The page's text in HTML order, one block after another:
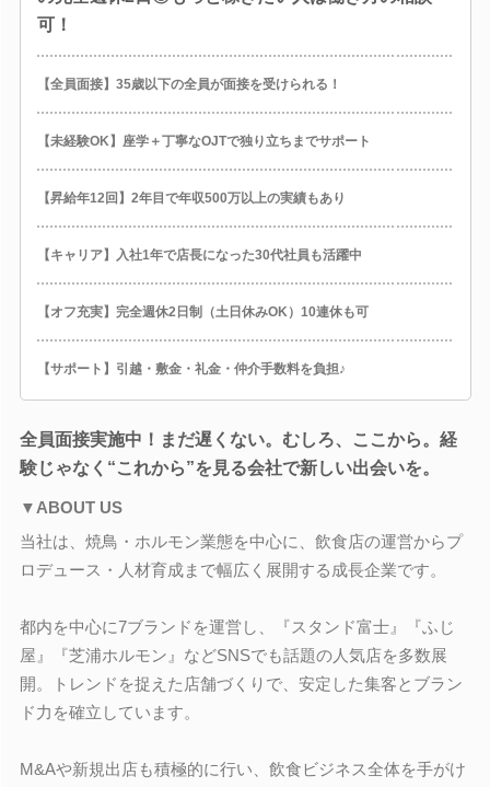
可！
【全員面接】35歳以下の全員が面接を受けられる！
【未経験OK】座学＋丁寧なOJTで独り立ちまでサポート
【昇給年12回】2年目で年収500万以上の実績もあり
【キャリア】入社1年で店長になった30代社員も活躍中
【オフ充実】完全週休2日制（土日休みOK）10連休も可
【サポート】引越・敷金・礼金・仲介手数料を負担♪
全員面接実施中！まだ遅くない。むしろ、ここから。経
験じゃなく“これから”を見る会社で新しい出会いを。
▼ABOUT US
当社は、焼鳥・ホルモン業態を中心に、飲食店の運営からプ
ロデュース・人材育成まで幅広く展開する成長企業です。
都内を中心に7ブランドを運営し、『スタンド富士』『ふじ
屋』『芝浦ホルモン』などSNSでも話題の人気店を多数展
開。トレンドを捉えた店舗づくりで、安定した集客とブラン
ド力を確立しています。
M&Aや新規出店も積極的に行い、飲食ビジネス全体を手がけ